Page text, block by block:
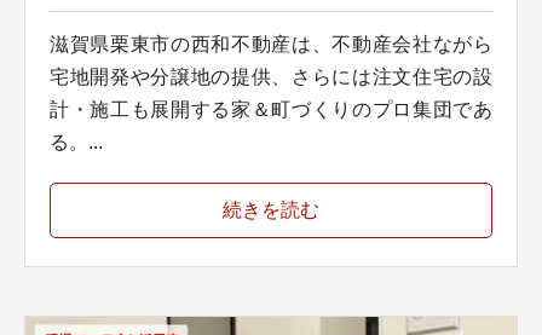
滋賀県栗東市の西和不動産は、不動産会社ながら
宅地開発や分譲地の提供、さらには注文住宅の設
計・施工も展開する家＆町づくりのプロ集団であ
る。...
続きを読む